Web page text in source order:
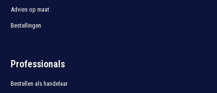
Advies op maat
Bestellingen
Professionals
Bestellen als handelaar